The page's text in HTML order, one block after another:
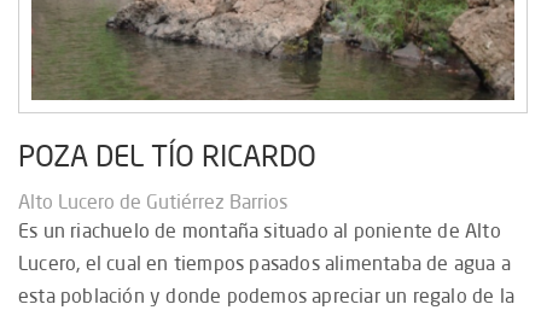
POZA DEL TÍO RICARDO
Alto Lucero de Gutiérrez Barrios
Es un riachuelo de montaña situado al poniente de Alto
Lucero, el cual en tiempos pasados alimentaba de agua a
esta población y donde podemos apreciar un regalo de la